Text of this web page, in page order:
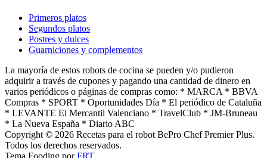
Primeros platos
Segundos platos
Postres y dulces
Guarniciones y complementos
La mayoría de estos robots de cocina se pueden y/o pudieron
adquirir a través de cupones y pagando una cantidad de dinero en
varios periódicos o páginas de compras como: * MARCA * BBVA
Compras * SPORT * Oportunidades Día * El periódico de Cataluña
* LEVANTE El Mercantil Valenciano * TravelClub * JM-Bruneau
* La Nueva España * Diario ABC
Copyright © 2026 Recetas para el robot BePro Chef Premier Plus.
Todos los derechos reservados.
Tema Fooding porFRT